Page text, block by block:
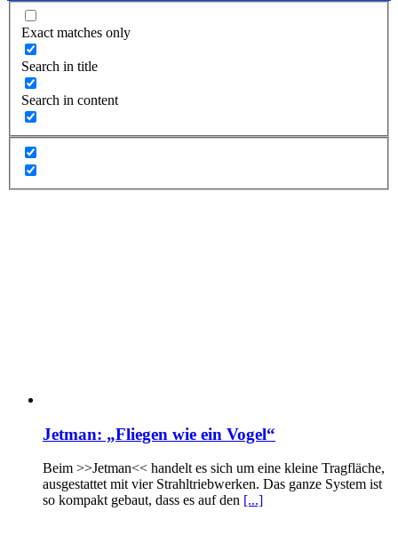
Exact matches only
Search in title
Search in content
Jetman: „Fliegen wie ein Vogel“
Beim >>Jetman<< handelt es sich um eine kleine Tragfläche,
ausgestattet mit vier Strahltriebwerken. Das ganze System ist
so kompakt gebaut, dass es auf den [...]